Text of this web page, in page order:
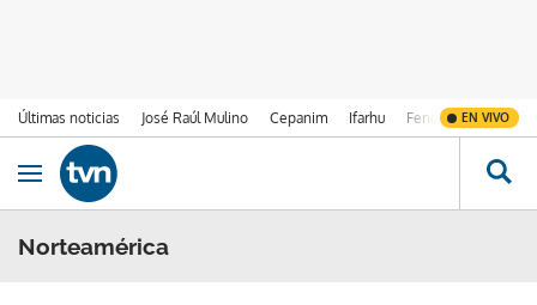
Últimas noticias José Raúl Mulino Cepanim Ifarhu Fenómeno de El
EN VIVO
Ir al contenido
Obrir navegació
Norteamérica